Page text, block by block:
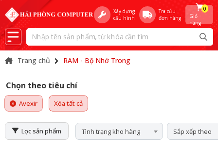
Xây dựng
cấu hình
Tra cứu
đơn hàng
Giỏ
hàng
0
Trang chủ RAM - Bộ Nhớ Trong
Chọn theo tiêu chí
Avexir Xóa tất cả
Lọc sản phẩm Tình trạng kho hàng Sắp xếp theo